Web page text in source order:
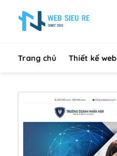
Trang chủ Thiết kế web